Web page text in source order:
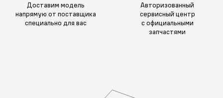
Доставим модель
напрямую от поставщика
специально для вас
Авторизованный
сервисный центр
с официальными
запчастями